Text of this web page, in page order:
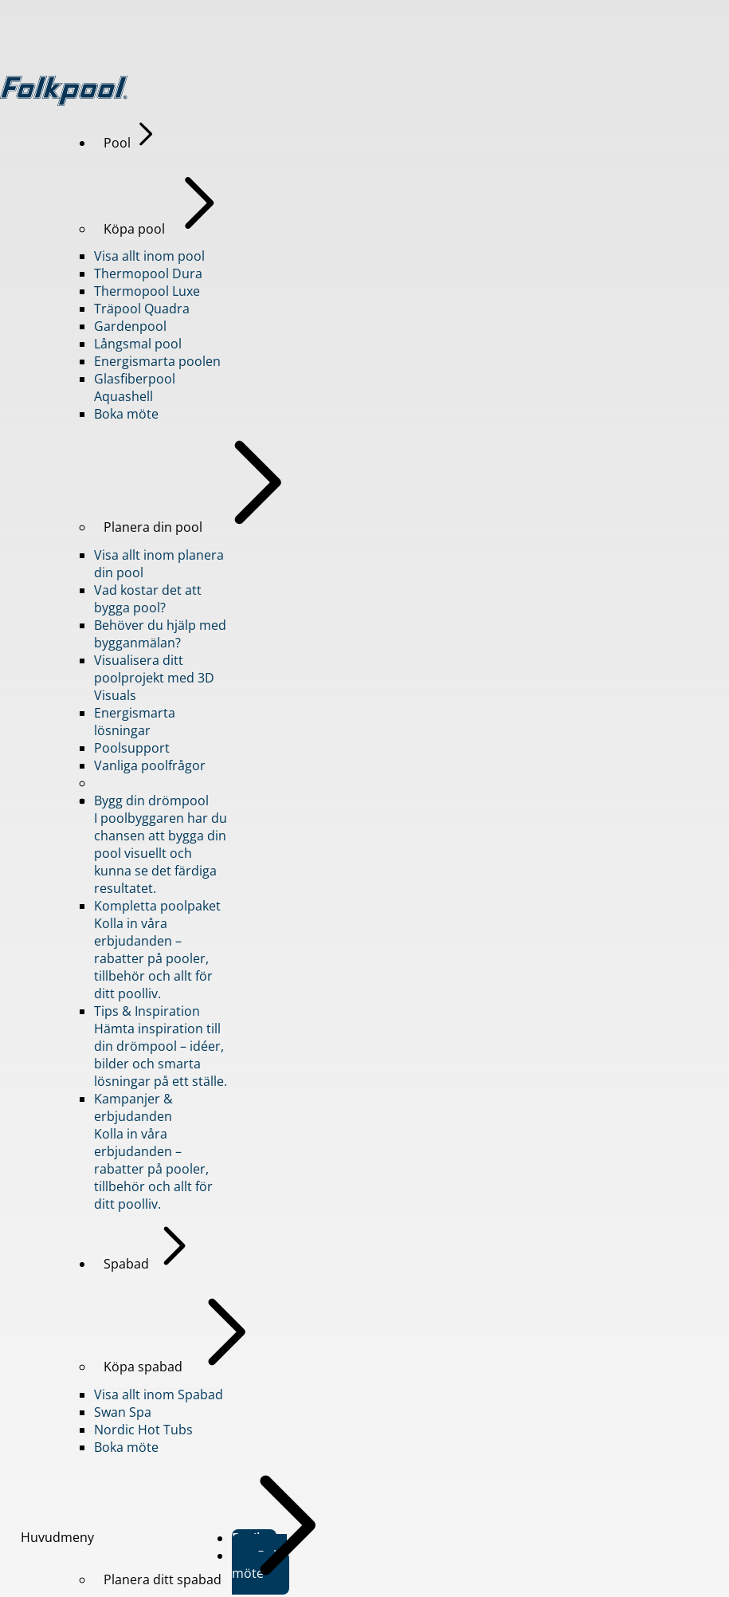
Huvudmeny
Pool
Köpa pool
Visa allt inom pool
Thermopool Dura
Thermopool Luxe
Träpool Quadra
Gardenpool
Långsmal pool
Energismarta poolen
Glasfiberpool
Aquashell
Boka möte
Planera din pool
Visa allt inom planera
din pool
Vad kostar det att
bygga pool?
Behöver du hjälp med
bygganmälan?
Visualisera ditt
poolprojekt med 3D
Visuals
Energismarta
lösningar
Poolsupport
Vanliga poolfrågor
Bygg din drömpool
I poolbyggaren har du
chansen att bygga din
pool visuellt och
kunna se det färdiga
resultatet.
Kompletta poolpaket
Kolla in våra
erbjudanden –
rabatter på pooler,
tillbehör och allt för
ditt poolliv.
Tips & Inspiration
Hämta inspiration till
din drömpool – idéer,
bilder och smarta
lösningar på ett ställe.
Kampanjer &
erbjudanden
Kolla in våra
erbjudanden –
rabatter på pooler,
tillbehör och allt för
ditt poolliv.
Spabad
Köpa spabad
Visa allt inom Spabad
Swan Spa
Nordic Hot Tubs
Boka möte
Planera ditt spabad
Butiker
Boka
möte